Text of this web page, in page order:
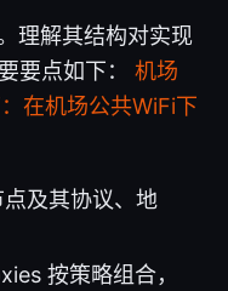
理解其结构对实现
要点如下： 机场
在机场公共WiFi下
及其协议、地
按策略组合，